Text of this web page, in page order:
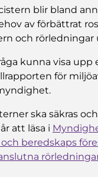
blir bland
av förbättrat
och rörledningar
kunna visa upp
för
ska säkras
att läsa i
beredskaps